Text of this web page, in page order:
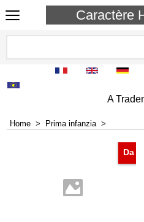
Caractère
A
Home > Prima infanzia>
Da